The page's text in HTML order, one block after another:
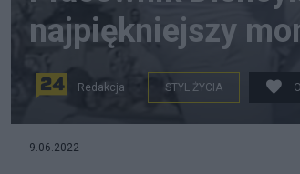
najpiękniejszy
Redakcja STYL ŻYCIA
9.06.2022